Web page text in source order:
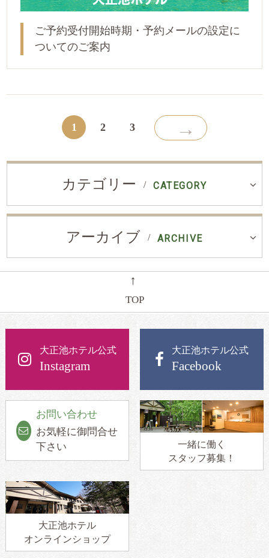
ご予約受付開始時期・予約メールの設定に
ついてのご案内
1 2 3 →
カテゴリー CATEGORY
アーカイブ ARCHIVE
←
TOP
大正池ホテル公式
Instagram
大正池ホテル公式
Facebook
お問い合わせ
お気軽に御問合せ
下さい
一緒に働く
スタッフ募集！
大正池ホテル
オンラインショップ